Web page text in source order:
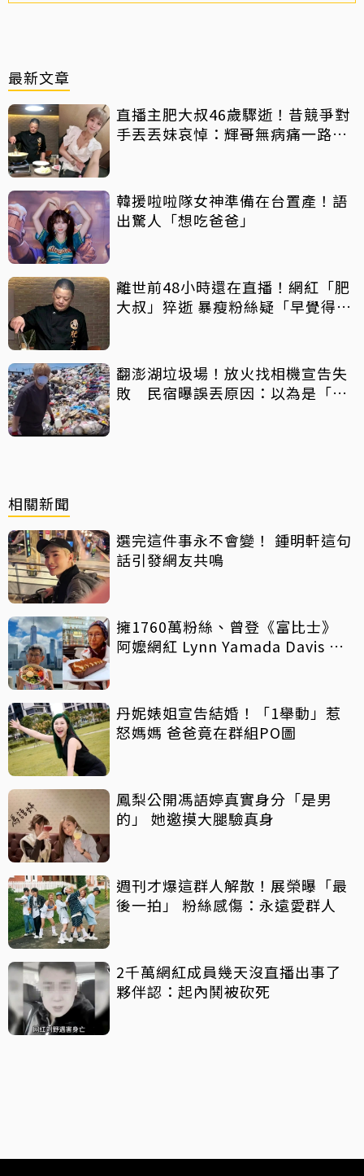
最新文章
直播主肥大叔46歲驟逝！昔競爭對
手丟丟妹哀悼：輝哥無病痛一路好
韓援啦啦隊女神準備在台置產！語
出驚人「想吃爸爸」
離世前48小時還在直播！網紅「肥
大叔」猝逝 暴瘦粉絲疑「早覺得不
翻澎湖垃圾場！放火找相機宣告失
敗 民宿曝誤丟原因：以為是「按
相關新聞
選完這件事永不會變！ 鍾明軒這句
話引發網友共鳴
擁1760萬粉絲、曾登《富比士》
阿嬤網紅 Lynn Yamada Davis 驚
丹妮婊姐宣告結婚！「1舉動」惹
怒媽媽 爸爸竟在群組PO圖
鳳梨公開馮語婷真實身分「是男
的」 她邀摸大腿驗真身
週刊才爆這群人解散！展榮曝「最
後一拍」 粉絲感傷：永遠愛群人
2千萬網紅成員幾天沒直播出事了
夥伴認：起內鬨被砍死